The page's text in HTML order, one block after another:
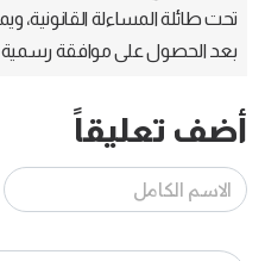
تحت طائلة المساءلة القانونية،
بعد الحصول على موافقة
أضف تعليقاً